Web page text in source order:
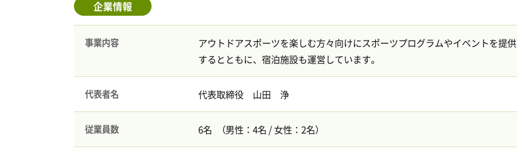
企業情報
事業内容
アウトドアスポーツを楽しむ方々向けにスポーツプログラムやイベントを提供
するとともに、宿泊施設も運営しています。
代表者名 代表取締役 山田 浄
従業員数 6名 （男性：4名 / 女性：2名）